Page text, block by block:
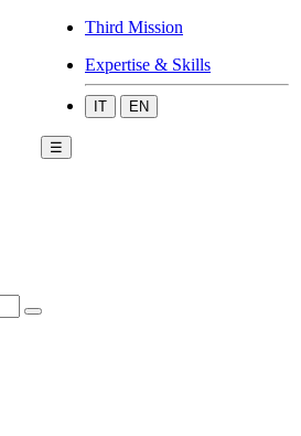
Third Mission
Expertise & Skills
IT EN
☰